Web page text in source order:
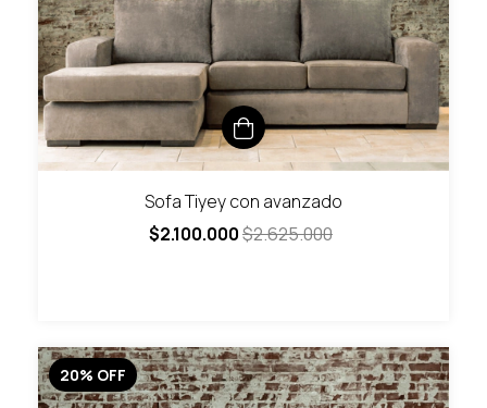
Sofa Tiyey con avanzado
$2.100.000$2.625.000
20% OFF